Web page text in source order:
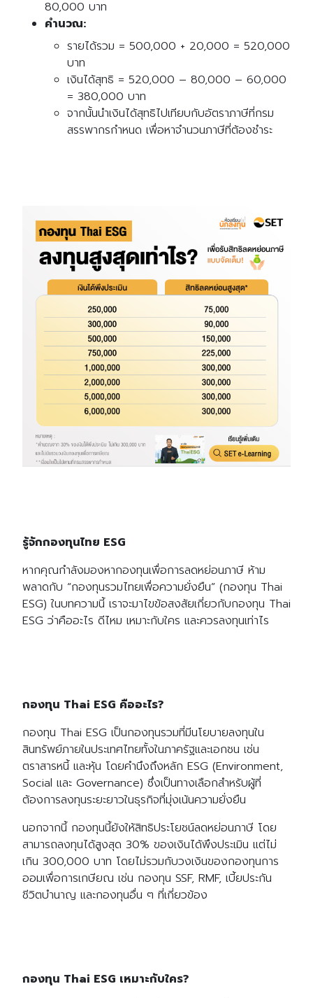
80,000 บาท
คำนวณ:
รายได้รวม = 500,000 + 20,000 = 520,000
บาท
เงินได้สุทธิ = 520,000 – 80,000 – 60,000
= 380,000 บาท
จากนั้นนำเงินได้สุทธิไปเทียบกับอัตราภาษีที่กรม
สรรพากรกำหนด เพื่อหาจำนวนภาษีที่ต้องชำระ
รู้จักกองทุนไทย ESG
หากคุณกำลังมองหากองทุนเพื่อการลดหย่อนภาษี ห้าม
พลาดกับ “กองทุนรวมไทยเพื่อความยั่งยืน” (กองทุน Thai
ESG) ในบทความนี้ เราจะมาไขข้อสงสัยเกี่ยวกับกองทุน Thai
ESG ว่าคืออะไร ดีไหม เหมาะกับใคร และควรลงทุนเท่าไร
กองทุน Thai ESG คืออะไร?
กองทุน Thai ESG เป็นกองทุนรวมที่มีนโยบายลงทุนใน
สินทรัพย์ภายในประเทศไทยทั้งในภาครัฐและเอกชน เช่น
ตราสารหนี้ และหุ้น โดยคำนึงถึงหลัก ESG (Environment,
Social และ Governance) ซึ่งเป็นทางเลือกสำหรับผู้ที่
ต้องการลงทุนระยะยาวในธุรกิจที่มุ่งเน้นความยั่งยืน
นอกจากนี้ กองทุนนี้ยังให้สิทธิประโยชน์ลดหย่อนภาษี โดย
สามารถลงทุนได้สูงสุด 30% ของเงินได้พึงประเมิน แต่ไม่
เกิน 300,000 บาท โดยไม่รวมกับวงเงินของกองทุนการ
ออมเพื่อการเกษียณ เช่น กองทุน SSF, RMF, เบี้ยประกัน
ชีวิตบำนาญ และกองทุนอื่น ๆ ที่เกี่ยวข้อง
กองทุน Thai ESG เหมาะกับใคร?